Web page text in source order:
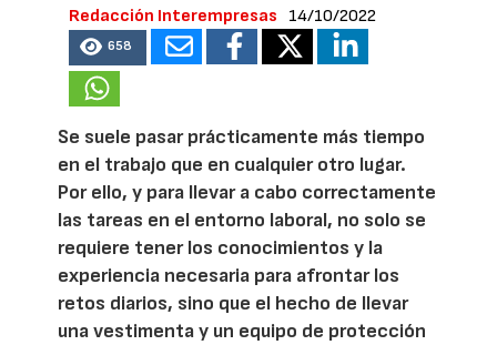
Redacción Interempresas 14/10/2022
658
Se suele pasar prácticamente más tiempo
en el trabajo que en cualquier otro lugar.
Por ello, y para llevar a cabo correctamente
las tareas en el entorno laboral, no solo se
requiere tener los conocimientos y la
experiencia necesaria para afrontar los
retos diarios, sino que el hecho de llevar
una vestimenta y un equipo de protección